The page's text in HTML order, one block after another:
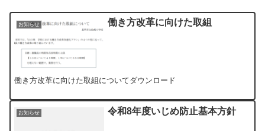
お知らせ 働き方改革に向けた取組
働き方改革に向けた取組についてダウンロード
お知らせ 令和8年度いじめ防止基本方針